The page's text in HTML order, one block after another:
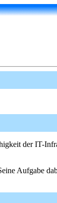
der IT-
Aufgabe